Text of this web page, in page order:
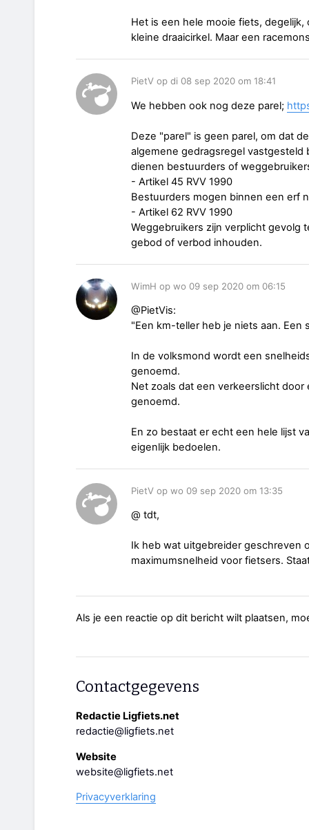
Het is een hele mooie fiets,
kleine draaicirkel. Maar een
PietV op di 08 sep 2020 om 18:41
We hebben ook nog deze parel;
Deze "parel" is geen parel, om dat
algemene gedragsregel
dienen bestuurders of
- Artikel 45 RVV 1990
Bestuurders mogen binnen een erf
- Artikel 62 RVV 1990
Weggebruikers zijn verplicht gevolg
gebod of verbod inhouden.
WimH op wo 09 sep 2020 om 06:15
@PietVis:
"Een km-teller heb je niets aan. Een
In de volksmond wordt een
genoemd.
Net zoals dat een verkeerslicht
genoemd.
En zo bestaat er echt een hele lijst
eigenlijk bedoelen.
PietV op wo 09 sep 2020 om 13:35
@ tdt,
Ik heb wat uitgebreider geschreven
maximumsnelheid voor fietsers.
Als je een reactie op dit bericht wilt plaatsen,
Contactgegevens
Redactie Ligfiets.net
redactie@ligfiets.net
Website
website@ligfiets.net
Privacyverklaring